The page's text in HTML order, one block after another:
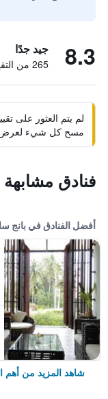
8.3 جيد جدًا
265 من التقييمات تم التحقق منها
لم يتم العثور على
مسح كل شيء لعرض
فنادق
أفضل الفنادق في بانج
شاهد المزيد من أهم